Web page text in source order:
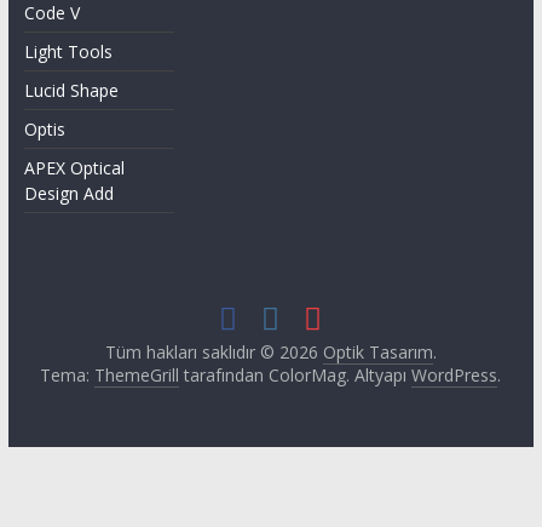
Code V
Light Tools
Lucid Shape
Optis
APEX Optical
Design Add
Tüm hakları saklıdır © 2026 Optik Tasarım.
Tema: ThemeGrill tarafından ColorMag. AltyapıWordPress.